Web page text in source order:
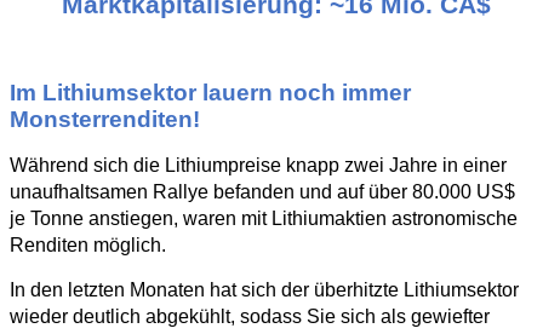
Im Lithiumsektor lauern noch immer
Monsterrenditen!
Während sich die Lithiumpreise knapp zwei Jahre in einer
unaufhaltsamen Rallye befanden und auf über 80.000 US$
je Tonne anstiegen, waren mit Lithiumaktien astronomische
Renditen möglich.
In den letzten Monaten hat sich der überhitzte Lithiumsektor
wieder deutlich abgekühlt, sodass Sie sich als gewiefter